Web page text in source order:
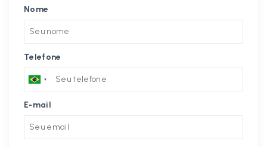
Nome
Telefone
E-mail